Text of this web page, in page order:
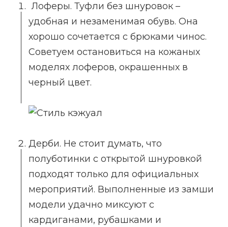
Лоферы. Туфли без шнуровок –
удобная и незаменимая обувь. Она
хорошо сочетается с брюками чинос.
Советуем остановиться на кожаных
моделях лоферов, окрашенных в
черный цвет.
Дерби. Не стоит думать, что
полуботинки с открытой шнуровкой
подходят только для официальных
мероприятий. Выполненные из замши
модели удачно миксуют с
кардиганами, рубашками и